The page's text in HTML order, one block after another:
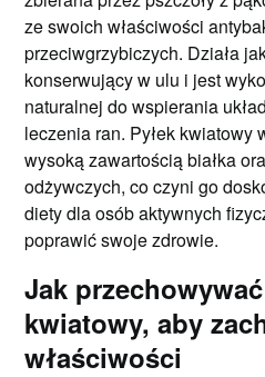
ze swoich właściwości
przeciwgrzybiczych. Działa
konserwujący w ulu i jest
naturalnej do wspierania
leczenia ran. Pyłek kwiatowy
wysoką zawartością białka
odżywczych, co czyni go
diety dla osób aktywnych
poprawić swoje zdrowie.
Jak
kwiatowy, aby
właściwości